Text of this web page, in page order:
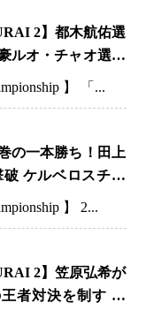
2】都木航佑選
ルオ・チャオ選手
がらも的確な攻撃
】 「...
の一本勝ち！田上
破 ケルベロスチョ
示す
】 2...
2】笠原弘希が
者対決を制す 圧